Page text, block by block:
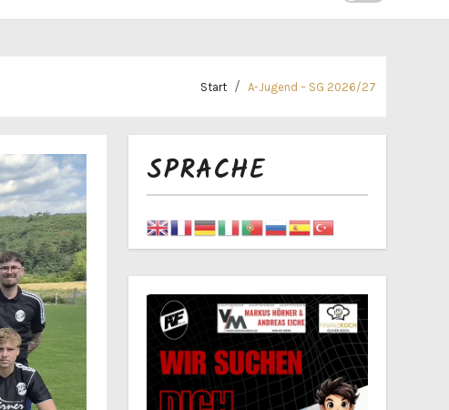
Start A-Jugend – SG 2026/27
SPRACHE